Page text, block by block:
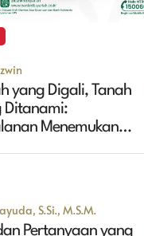
yang Digali, Tanah
Ditanami:
Menemukan
S.Si., M.S.M.
Pertanyaan yang